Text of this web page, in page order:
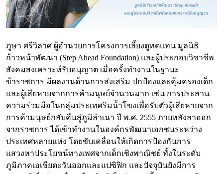
ภูษา ศรีวิลาศ ผู้อำนวยการโครงการเลี้ยงดูทดแทน มูลนิธิ
ก้าวหน้าพัฒนา (Step Ahead Foundation) และผู้ประกอบวิชาชีพ
สังคมสงเคราะห์รับอนุญาต เมื่อครั้งทำงานในฐานะ
ข้าราชการ มีผลงานด้านการส่งเสริม ปกป้องและคุ้มครองเด็ก
และผู้เสียหายจากการค้ามนุษย์จำนวนมาก เช่น การประสาน
ความร่วมมือในกลุ่มประเทศริมน้ำโขงเพื่อรับตัวผู้เสียหายจาก
การค้ามนุษย์กลับคืนสู่ภูมิลำเนา ปี พ.ศ. 2555 ภายหลังลาออก
จากราชการ ได้เข้าทำงานในองค์กรพัฒนาเอกชนระหว่าง
ประเทศหลายแห่ง โดยขับเคลื่อนให้เกิดการป้องกันการ
แสวงหาประโยชน์ทางเพศจากเด็กเชิงพาณิชย์ ทั้งในระดับ
ภูมิภาคเอเชียตะวันออกและแปซิฟิก และปัจจุบันยังมีการ